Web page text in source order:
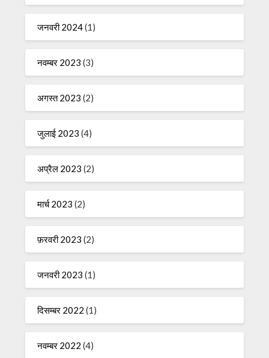
जनवरी 2024(1)
नवम्बर 2023 (3)
अगस्त 2023 (2)
जुलाई 2023 (4)
अप्रैल 2023 (2)
मार्च 2023 (2)
फ़रवरी 2023 (2)
जनवरी 2023 (1)
दिसम्बर 2022 (1)
नवम्बर 2022 (4)